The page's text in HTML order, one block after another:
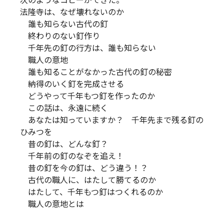
法隆寺は、なぜ壊れないのか
誰も知らない古代の釘
終わりのない釘作り
千年先の釘の行方は、誰も知らない
職人の意地
誰も知ることがなかった古代の釘の秘密
納得のいく釘を完成させる
どうやって千年もつ釘を作ったのか
この話は、永遠に続く
あなたは知っていますか？ 千年先まで残る釘の
ひみつを
昔の釘は、どんな釘？
千年前の釘のなぞを追え！
昔の釘を今の釘は、どう違う！？
古代の職人に、はたして勝てるのか
はたして、千年もつ釘はつくれるのか
職人の意地とは